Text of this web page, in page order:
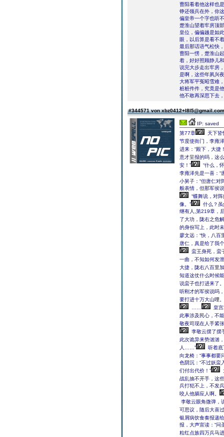
曹阳看着他这样也
铮还领兵在外，你
偏皇帝一个字也听
楚淮山望着牢房顶
皇位，偏偏越是如
眼，以后算是看不
最后那话语气松快
曹阳一愣，楚淮山
着，好好照顾静儿
说完大步走出牢房
是啊，这些年夙兴
大将军平冤昭雪难
桩桩件件，究竟是
他不敢再深思下去
#344571 von
IP: saved
第77章
天下皆
节度使衙门，李雍
进来：“殿下，大捷
意才呈报的吗，这
安！”
“什么，
李雍泽先是一喜：“
小舅子：“但唐仁
般表情，但那军侯
“蝶舞说，对
像。”
什么？
继有人,第219章，
了大功，陇右之危
的身份写上，此时
廖文远：“快，八百
唐仁，真是给了我
蛮王身死，蛮
一曲，不知如何发
大捷，陇右八百里
知道这仗什么时候
说蛮子也打进来了。
听刚才的军侯说吗
要打进十万大山哩。
皇
此事涉及民心，不
敬夜司现在人手紧
李敬云摆了摆
此次诡异来势汹汹
人……”
听着底
向龙椅：“事事都要
色阴沉：“不过妖蛮
们付出代价！”
战乱抽不开手，这
兵打犯不上，不发
咬人他膈应人啊。
李敬云眼角微弹，
可思议，随后大喜
银屑病饮食奏报递
报，大声宣读：“问
粒红点族四万兵马